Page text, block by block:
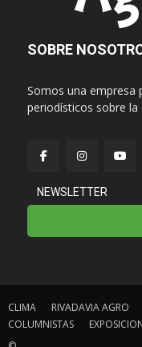
SOBRE
Somos una empresa
periodísticos sobre la
NEWSLETTER
CLIMA RIVADAVIA AGRO
COLUMNISTAS